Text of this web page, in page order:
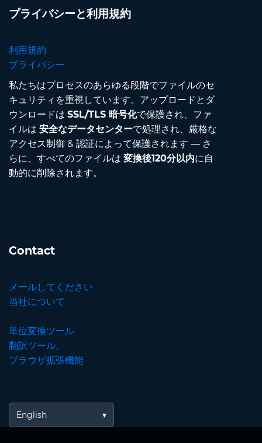
プライバシーと利用規約
利用規約
プライバシー
私たちはプロセスのあらゆる段階でファイルのセ
キュリティを重視しています。アップロードとダ
ウンロードは SSL/TLS 暗号化で保護され、ファ
イルは 安全なデータセンターで処理され、厳格な
アクセス制御 & 認証によって保護されます — さ
らに、すべてのファイルは 変換後120分以内に自
動的に削除されます。
Contact
メールしてください
当社について
単位変換ツール
翻訳ツール。
ブラウザ拡張機能
English